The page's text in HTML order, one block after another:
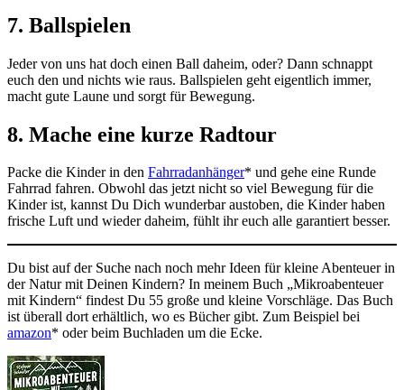
7. Ballspielen
Jeder von uns hat doch einen Ball daheim, oder? Dann schnappt
euch den und nichts wie raus. Ballspielen geht eigentlich immer,
macht gute Laune und sorgt für Bewegung.
8. Mache eine kurze Radtour
Packe die Kinder in den Fahrradanhänger* und gehe eine Runde
Fahrrad fahren. Obwohl das jetzt nicht so viel Bewegung für die
Kinder ist, kannst Du Dich wunderbar austoben, die Kinder haben
frische Luft und wieder daheim, fühlt ihr euch alle garantiert besser.
Du bist auf der Suche nach noch mehr Ideen für kleine Abenteuer in
der Natur mit Deinen Kindern? In meinem Buch „Mikroabenteuer
mit Kindern“ findest Du 55 große und kleine Vorschläge. Das Buch
ist überall dort erhältlich, wo es Bücher gibt. Zum Beispiel bei
amazon* oder beim Buchladen um die Ecke.